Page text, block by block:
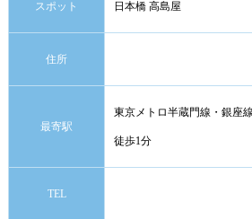
スポット 日本橋 高島屋
住所
最寄駅
東京メトロ半蔵門線・銀座
徒歩1分
TEL